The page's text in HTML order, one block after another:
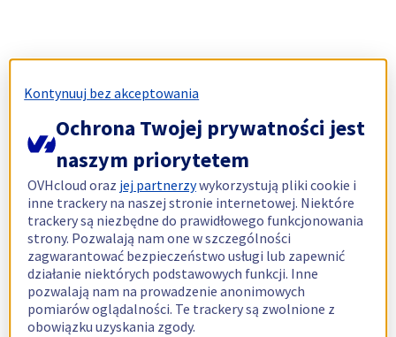
Kontynuuj bez akceptowania
Ochrona Twojej prywatności jest
naszym priorytetem
OVHcloud oraz jej partnerzywykorzystują pliki cookie i
inne trackery na naszej stronie internetowej. Niektóre
trackery są niezbędne do prawidłowego funkcjonowania
strony. Pozwalają nam one w szczególności
zagwarantować bezpieczeństwo usługi lub zapewnić
działanie niektórych podstawowych funkcji. Inne
pozwalają nam na prowadzenie anonimowych
pomiarów oglądalności. Te trackery są zwolnione z
obowiązku uzyskania zgody.